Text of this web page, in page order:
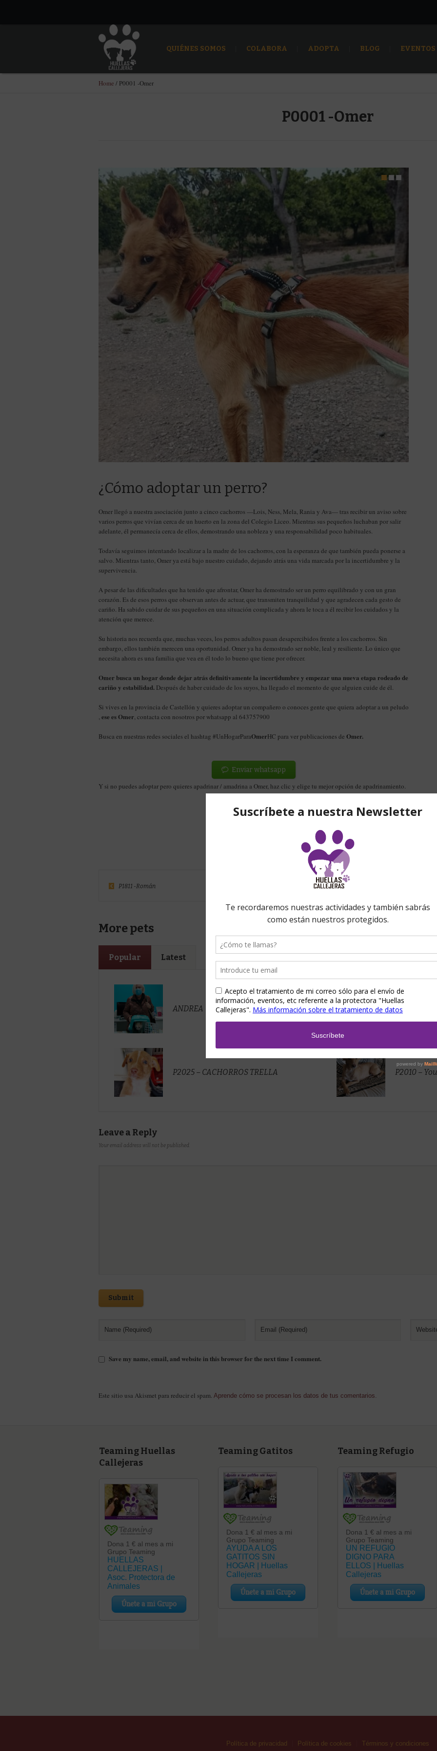
QUIÉNES SOMOS COLABORA ADOPTA BLOG EVENTOS
Home / P0001 -Omer
P0001 -Omer
¿Cómo adoptar un perro?
Omer llegó a nuestra asociación junto a cinco cachorros —Lois, Ness, Mela, Rania y Ava— tras recibir un aviso sobre
varios perros que vivían cerca de un huerto en la zona del Colegio Liceo. Mientras sus pequeños luchaban por salir
adelante, él permanecía cerca de ellos, demostrando una nobleza y una responsabilidad poco habituales.
Todavía seguimos intentando localizar a la madre de los cachorros, con la esperanza de que también pueda ponerse a
salvo. Mientras tanto, Omer ya está bajo nuestro cuidado, dejando atrás una vida marcada por la incertidumbre y la
supervivencia.
A pesar de las dificultades que ha tenido que afrontar, Omer ha demostrado ser un perro equilibrado y con un gran
corazón. Es de esos perros que observan antes de actuar, que transmiten tranquilidad y que agradecen cada gesto de
cariño. Ha sabido cuidar de sus pequeños en una situación complicada y ahora le toca a él recibir los cuidados y la
atención que merece.
Su historia nos recuerda que, muchas veces, los perros adultos pasan desapercibidos frente a los cachorros. Sin
embargo, ellos también merecen una oportunidad. Omer ya ha demostrado ser noble, leal y resiliente. Lo único que
necesita ahora es una familia que vea en él todo lo bueno que tiene por ofrecer.
Omer busca un hogar donde dejar atrás definitivamente la incertidumbre y empezar una nueva etapa rodeado de
cariño y estabilidad. Después de haber cuidado de los suyos, ha llegado el momento de que alguien cuide de él.
Si vives en la provincia de Castellón y quieres adoptar un compañero o conoces gente que quiera adoptar a un peludo
,ese es Omer, contacta con nosotros por whatsapp al 643757900
Busca en nuestras redes sociales el hashtag #UnHogarParaOmerHC para ver publicaciones de Omer.
Enviar whatsapp
Y si no puedes adoptar pero quieres apadrinar / amadrina a Omer, haz clic y elige tu mejor opción de apadrinamiento.
8
P1811 -Román
More pets
Popular Latest
ANDREA BORIS
P2025 – CACHORROS TRELLA P2010 –
Leave a Reply
Your email address will not be published.
Submit
Save my name, email, and website in this browser for the next time I comment.
Este sitio usa Akismet para reducir el spam. Aprende cómo se procesan los datos de tus comentarios.
Teaming Huellas
Callejeras
Teaming Gatitos Teaming Refugio
Política de privacidad Política de cookies Términos y condiciones